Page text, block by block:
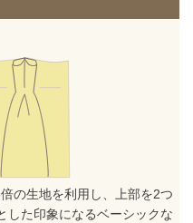
の生地を利用し、上部を2つ
した印象になるベーシックな